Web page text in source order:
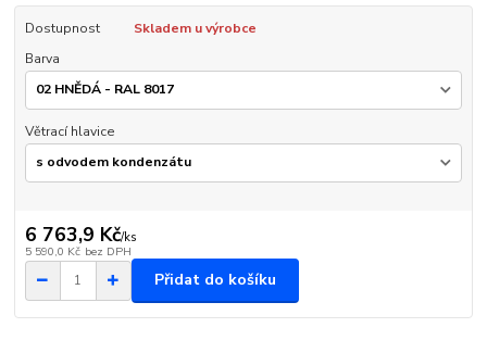
Dostupnost
Skladem u výrobce
Barva
Větrací hlavice
6 763,9 Kč/ks
5 590,0 Kč bez DPH
Přidat do košíku